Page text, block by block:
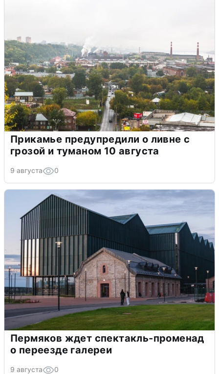
Прикамье предупредили о ливне с
грозой и туманом 10 августа
9 августа 0
Пермяков ждет спектакль-променад
о переезде галереи
9 августа 0